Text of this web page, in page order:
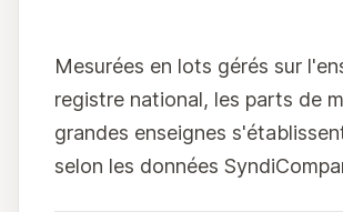
Mesurées en lots gérés sur
registre national, les parts de
grandes enseignes
selon les données